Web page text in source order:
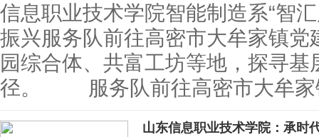
信息职业技术学院智能制造系“智
振兴服务队前往高密市大牟家镇
园综合体、共富工坊等地，探寻
径。 服务队前往高密市大牟家
山东信息职业技术学院：承时